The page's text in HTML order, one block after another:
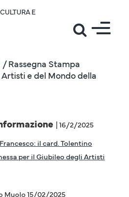
E
/ Rassegna Stampa
e del Mondo della
| 16/2/2025
il card. Tolentino
per il Giubileo degli Artisti
Muolo 15/02/2025